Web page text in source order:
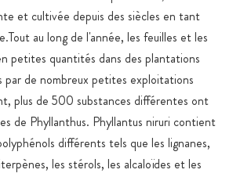
et cultivée depuis des siècles en tant
au long de l'année, les feuilles et les
petites quantités dans des plantations
par de nombreux petites exploitations
plus de 500 substances différentes ont
de Phyllanthus. Phyllantus niruri contient
différents tels que les lignanes,
les stérols, les alcaloïdes et les